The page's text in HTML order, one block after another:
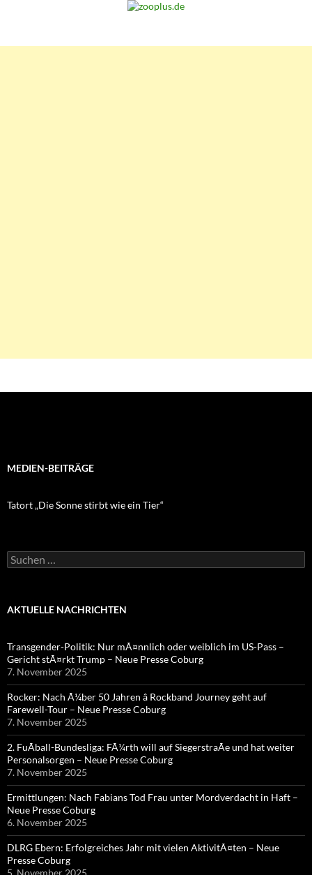
MEDIEN-BEITRÄGE
Tatort „Die Sonne stirbt wie ein Tier“
Suchen
nach:
AKTUELLE NACHRICHTEN
Transgender-Politik: Nur mÃ¤nnlich oder weiblich im US-Pass –
Gericht stÃ¤rkt Trump – Neue Presse Coburg
7. November 2025
Rocker: Nach Ã¼ber 50 Jahren â Rockband Journey geht auf
Farewell-Tour – Neue Presse Coburg
7. November 2025
2. FuÃball-Bundesliga: FÃ¼rth will auf SiegerstraÃe und hat weiter
Personalsorgen – Neue Presse Coburg
7. November 2025
Ermittlungen: Nach Fabians Tod Frau unter Mordverdacht in Haft –
Neue Presse Coburg
6. November 2025
DLRG Ebern: Erfolgreiches Jahr mit vielen AktivitÃ¤ten – Neue
Presse Coburg
5. November 2025